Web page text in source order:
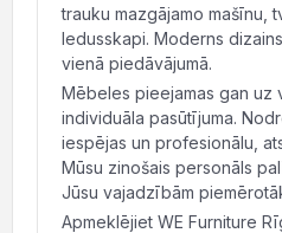
trauku mazgājamo mašīnu,
ledusskapi. Moderns
vienā piedāvājumā.
Mēbeles pieejamas gan uz
individuāla pasūtījuma.
iespējas un profesionālu,
Mūsu zinošais personāls
Jūsu vajadzībām
Apmeklējiet WE Furniture